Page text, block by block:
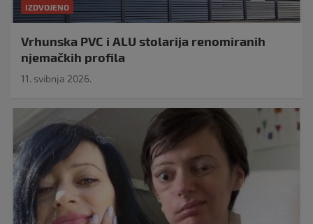
IZDVOJENO
Vrhunska PVC i ALU stolarija renomiranih
njemačkih profila
11. svibnja 2026.